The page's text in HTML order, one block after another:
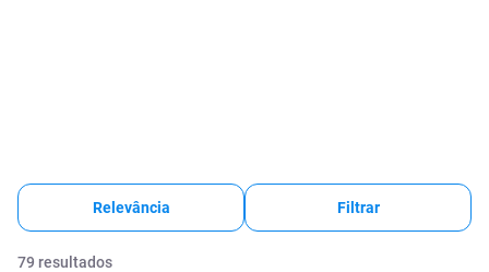
Relevância Filtrar
79 resultados